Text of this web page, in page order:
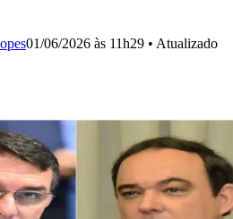
01/06/2026 às 11h29 • Atualizado